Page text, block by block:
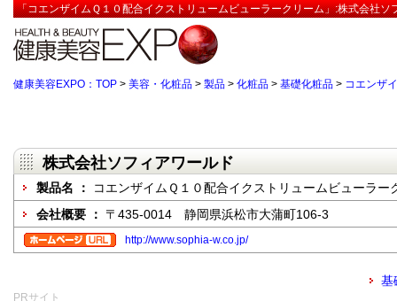
「コエンザイムＱ１０配合イクストリュームビューラークリーム」:株式会社ソ
健康美容EXPO：TOP > 美容・化粧品 > 製品 > 化粧品 > 基礎化粧品 > コエンザ
株式会社ソフィアワールド
製品名 ：
コエンザイムＱ１０配合イクストリュームビューラー
会社概要 ： 〒435-0014 静岡県浜松市大蒲町106-3
http://www.sophia-w.co.jp/
基
PRサイト